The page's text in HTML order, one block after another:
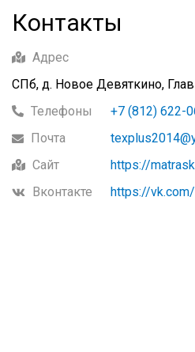
Контакты
Адрес
СПб, д. Новое Девяткино,
Телефоны
+7 (812) 622-
Почта
Сайт
https://
Вконтакте
https://